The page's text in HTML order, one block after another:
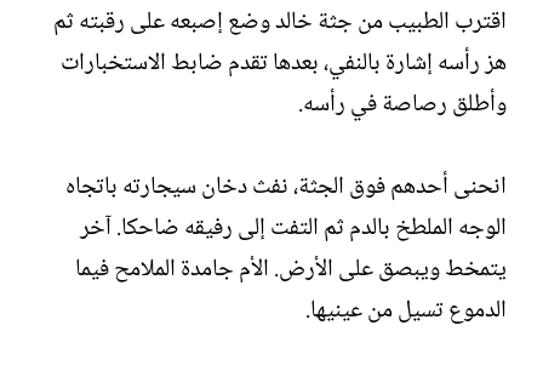
اقترب الطبيب من جثة خالد وضع إصبعه على رقبته ثم
هز رأسه إشارة بالنفي، بعدها تقدم ضابط الاستخبارات
وأطلق رصاصة في رأسه.
انحنى أحدهم فوق الجثة، نفث دخان سيجارته باتجاه
الوجه الملطخ بالدم ثم التفت إلى رفيقه ضاحكا. آخر
يتمخط ويبصق على الأرض. الأم جامدة الملامح فيما
الدموع تسيل من عينيها.